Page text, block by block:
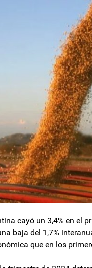
cayó un 3,4% en el
baja del 1,7%
que en los